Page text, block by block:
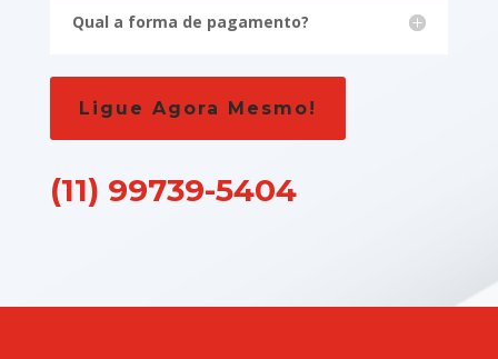
Qual a forma de pagamento?
Ligue Agora Mesmo!
(11) 99739-5404